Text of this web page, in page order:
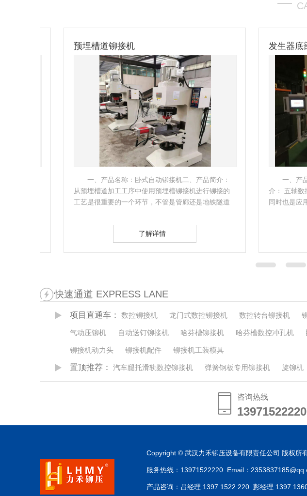
预埋槽道铆接机
一、产品名称：卧式自动铆接机二、产品简介：
从预埋槽道加工工序中使用预埋槽铆接机进行铆接的
工艺是很重要的一个环节，不管是管廊还是地铁隧道
了解详情
发生器底部压
一、产品名称
介： 五轴数控转台
同时也是应用于航
快速通道 EXPRESS LANE
项目直通车： 数控铆接机 龙门式数控铆接机 数控转台铆接机
气动压铆机 自动送钉铆接机 哈芬槽铆接机 哈芬槽数控冲孔机
铆接机动力头 铆接机配件 铆接机工装模具
置顶推荐： 汽车腿托滑轨数控铆接机 弹簧钢板专用铆接机 旋铆机
咨询热线
13971522220
13971522220
Copyright © 武汉力禾铆压设备有限责任公司 版权所
服务热线：13971522220 Email：
产品咨询：吕经理 1397 1522 220 彭经理 1397